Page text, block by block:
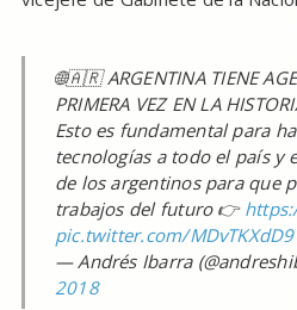
🌐🇦🇷 ARGENTINA TIENE
PRIMERA VEZ EN LA
Esto es fundamental para
tecnologías a todo el país y
de los argentinos para que
trabajos del futuro 👉
pic.twitter.com/
— Andrés Ibarra
2018